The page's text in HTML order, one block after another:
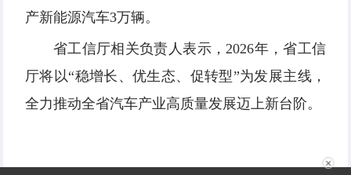
产新能源汽车3万辆。
省工信厅相关负责人表示，2026年，省工信
厅将以“稳增长、优生态、促转型”为发展主线，
全力推动全省汽车产业高质量发展迈上新台阶。
✕